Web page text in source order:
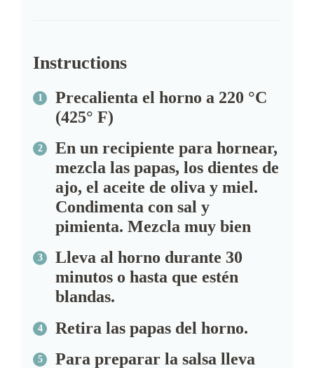
Instructions
Precalienta el horno a 220 °C
(425° F)
En un recipiente para hornear,
mezcla las papas, los dientes de
ajo, el aceite de oliva y miel.
Condimenta con sal y
pimienta. Mezcla muy bien
Lleva al horno durante 30
minutos o hasta que estén
blandas.
Retira las papas del horno.
Para preparar la salsa lleva